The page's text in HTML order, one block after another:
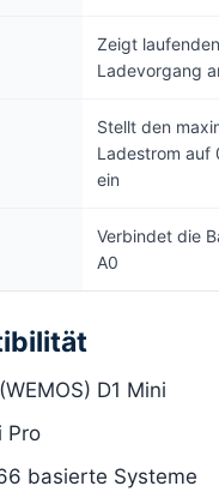
Zeigt laufenden
Ladevorgang
Stellt den
Ladestrom auf
ein
Verbindet die
A0
D1 Mini
Pro
basierte Systeme